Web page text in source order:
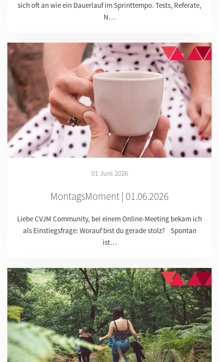
sich oft an wie ein Dauerlauf im Sprinttempo. Tests, Referate,
N…
01 Juni 2026
MontagsMoment | 01.06.2026
Liebe CVJM Community, bei einem Online-Meeting bekam ich
als Einstiegsfrage: Worauf bist du gerade stolz? Spontan
ist…